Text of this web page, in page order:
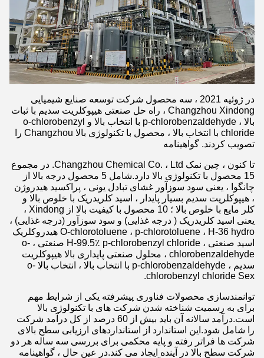
در ژوئیه 2021 ، سه محصول شرکت توسعه صنایع شیمیایی
Changzhou Xindong ، راه حل صنعتی هیپوکلریت سدیم با ثبات
بالا ، p-chlorobenzaldehyde با انتخاب بالا و o-chlorobenzyl
chloride با انتخاب بالا ، محصول با تکنولوژی بالا Changzhou را
تصویب کردند. گواهینامه
تا کنون ، چین نمک Changzhou Chemical Co. ، Ltd. در مجموع
15 محصول با تکنولوژی بالا دارد.شامل 5 محصول درجه بالا از
چانگوا ، یعنی سود سوزآور غشای تبادل یونی ، پراکسید هیدروژن
، هیپوکلریت سدیم بسیار پایدار ، اسید کلریدریک با خلوص بالا و
کلر مایع با خلوص بالا ؛ 10 محصول با کیفیت بالا از Xindong ،
یعنی اسید کلریدریک ( درجه غذایی) و سود سوزآور (درجه غذایی) ،
O-chlorotoluene ، p-chlorotoluene ، H-36 hydro هیدروکلریک
اسید صنعتی ، H-99.5٪ p-chlorobenzyl chloride صنعتی ، o-
chlorobenzaldehyde ، محلول صنعتی پایداری بالا هیپوکلریت
سدیم ، p-chlorobenzaldehyde با انتخاب بالا ، انتخاب بالا o-
chlorobenzyl chloride Sex.
توانمندسازی محصولات فناوری پیشرفته یکی از شرایط مهم
برای به رسمیت شناخته شدن شرکت های با تکنولوژی بالا
است.درآمد سالانه آن باید بیش از 60 درصد از کل درآمد شرکت
را شامل شود.این استاندارد از استانداردهای ارزیابی سطح بالای
شرکت ها فراتر رفته و پایه محکمی برای بررسی سه ساله هر دو
شرکت سطح بالا در آینده ایجاد می کند.در عین حال ، گواهینامه